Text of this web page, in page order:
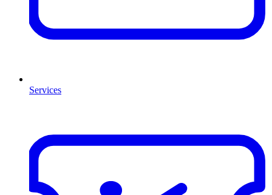
Services